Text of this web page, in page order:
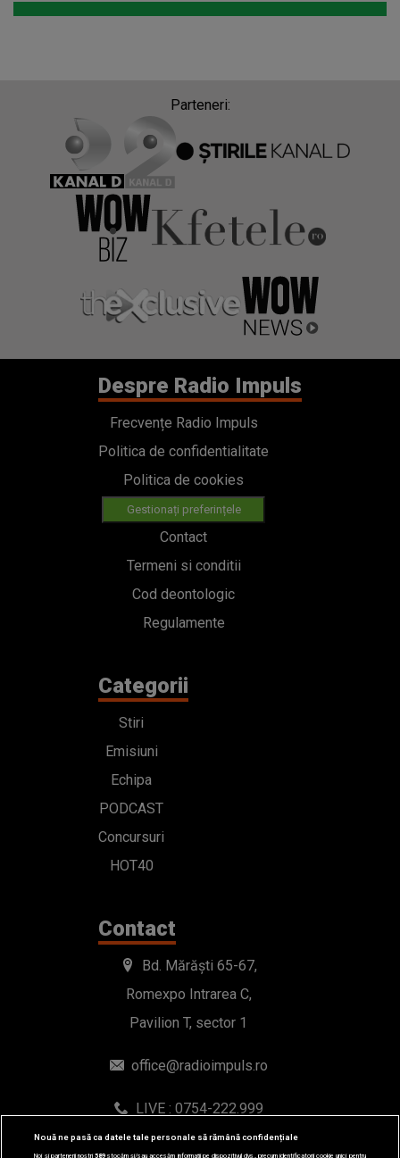
Parteneri:
Despre Radio Impuls
Frecvențe Radio Impuls
Politica de confidentialitate
Politica de cookies
Gestionați preferințele
Contact
Termeni si conditii
Cod deontologic
Regulamente
Categorii
Stiri
Emisiuni
Echipa
PODCAST
Concursuri
HOT40
Contact
Bd. Mărăști 65-67,
Romexpo Intrarea C,
Pavilion T, sector 1
office@radioimpuls.ro
LIVE : 0754-222.999
WhatsApp: 0754-222.999
Nouă ne pasă ca datele tale personale să rămână confidențiale
Noi și partenerii noștri589stocăm și/sau accesăm informații pe dispozitivul dvs., precum identificatorii cookie unici pentru